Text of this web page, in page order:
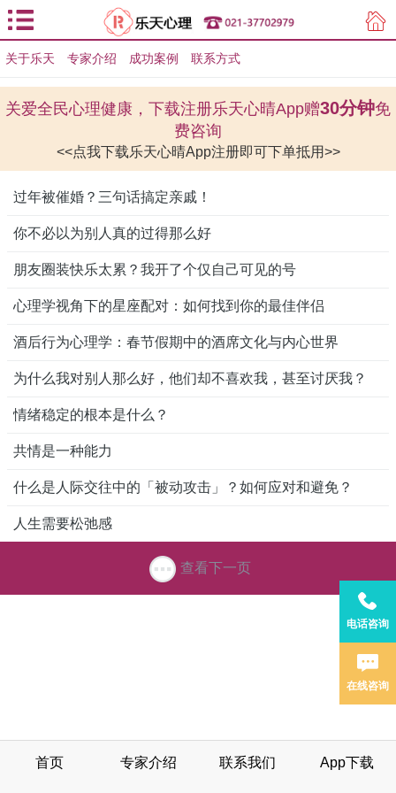
用户登录
关于乐天 专家介绍 成功案例 联系方式
关爱全民心理健康，下载注册乐天心晴App赠30分钟免
费咨询
<<点我下载乐天心晴App注册即可下单抵用>>
过年被催婚？三句话搞定亲戚！
你不必以为别人真的过得那么好
朋友圈装快乐太累？我开了个仅自己可见的号
心理学视角下的星座配对：如何找到你的最佳伴侣
酒后行为心理学：春节假期中的酒席文化与内心世界
为什么我对别人那么好，他们却不喜欢我，甚至讨厌我？
情绪稳定的根本是什么？
共情是一种能力
什么是人际交往中的「被动攻击」？如何应对和避免？
人生需要松弛感
查看下一页
电话咨询
在线咨询
首页 专家介绍 联系我们 App下载